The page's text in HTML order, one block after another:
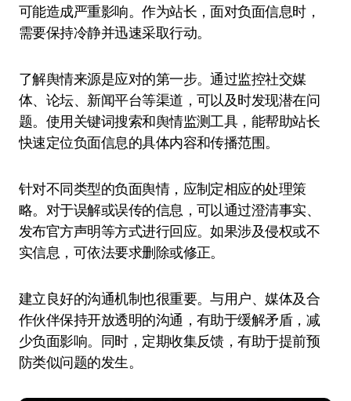
可能造成严重影响。作为站长，面对负面信息时，
需要保持冷静并迅速采取行动。
了解舆情来源是应对的第一步。通过监控社交媒
体、论坛、新闻平台等渠道，可以及时发现潜在问
题。使用关键词搜索和舆情监测工具，能帮助站长
快速定位负面信息的具体内容和传播范围。
针对不同类型的负面舆情，应制定相应的处理策
略。对于误解或误传的信息，可以通过澄清事实、
发布官方声明等方式进行回应。如果涉及侵权或不
实信息，可依法要求删除或修正。
建立良好的沟通机制也很重要。与用户、媒体及合
作伙伴保持开放透明的沟通，有助于缓解矛盾，减
少负面影响。同时，定期收集反馈，有助于提前预
防类似问题的发生。